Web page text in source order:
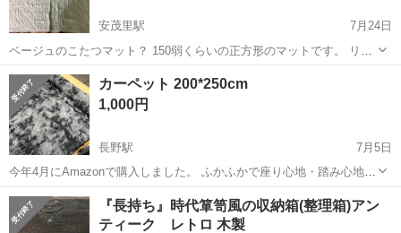
安茂里駅
7月24日
ベージュのこたつマット？ 150弱くらいの正方形のマットです。 リサ
イクルのご理解ある方お願いします。
長野 長野市 安茂里駅
カーペット 200*250cm
1,000円
長野駅
7月5日
今年4月にAmazonで購入しました。 ふかふかで座り心地・踏み心地が
良く、裏面には滑り止め加工が施されているので安心してお使いいた
だけます。
長野 長野市 長野駅 カーペット/マット/ラグ
『長持ち』時代箪笥風の収納箱(整理箱)アン
ティーク レトロ 木製